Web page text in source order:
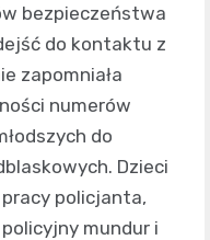
bezpieczeństwa
do kontaktu z
zapomniała
numerów
do
Dzieci
pracy policjanta,
mundur i